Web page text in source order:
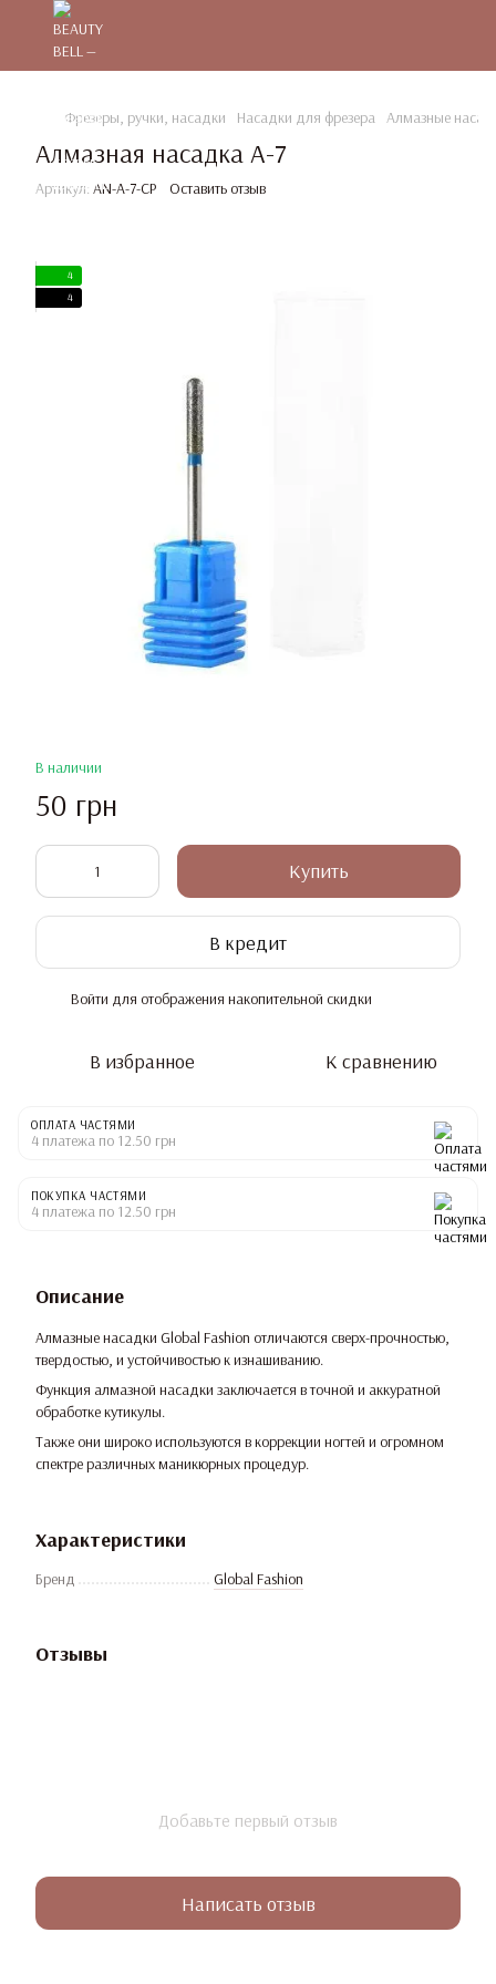
Фрезеры, ручки, насадки Насадки для фрезера Алмазные
Алмазная насадка A-7
Артикул: AN-A-7-CP Оставить отзыв
4
4
В наличии
50 грн
Купить
В кредит
Войти для отображения накопительной скидки
В избранное К сравнению
ОПЛАТА ЧАСТЯМИ
4 платежа по 12.50 грн
ПОКУПКА ЧАСТЯМИ
4 платежа по 12.50 грн
Описание
Алмазные насадки Global Fashion отличаются сверх-прочностью,
твердостью, и устойчивостью к изнашиванию.
Функция алмазной насадки заключается в точной и аккуратной
обработке кутикулы.
Также они широко используются в коррекции ногтей и огромном
спектре различных маникюрных процедур.
Характеристики
Бренд Global Fashion
Отзывы
Добавьте первый отзыв
Написать отзыв